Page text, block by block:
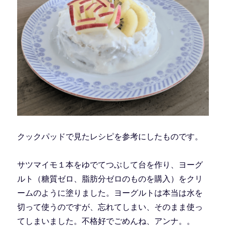
クックパッドで見たレシピを参考にしたものです。
サツマイモ１本をゆでてつぶして台を作り、ヨーグ
ルト（糖質ゼロ、脂肪分ゼロのものを購入）をクリ
ームのように塗りました。ヨーグルトは本当は水を
切って使うのですが、忘れてしまい、そのまま使っ
てしまいました。不格好でごめんね、アンナ。。